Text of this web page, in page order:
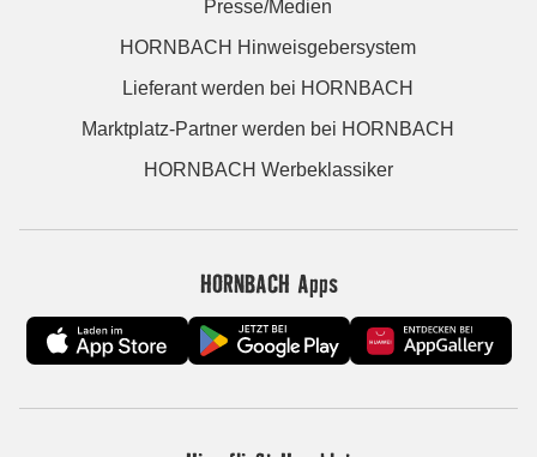
Presse/Medien
HORNBACH Hinweisgebersystem
Lieferant werden bei HORNBACH
Marktplatz-Partner werden bei HORNBACH
HORNBACH Werbeklassiker
HORNBACH Apps